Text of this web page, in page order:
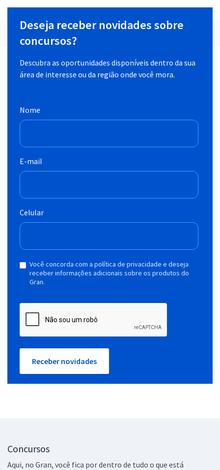
Deseja receber novidades sobre
concursos?
Descubra as oportunidades disponíveis dentro da sua
área de interesse ou da região onde você mora.
Nome
E-mail
Celular
Você concorda com a política de privacidade e deseja
receber informações adicionais sobre os produtos do
Gran.
Receber novidades
Concursos
Aqui, no Gran, você fica por dentro de tudo o que está